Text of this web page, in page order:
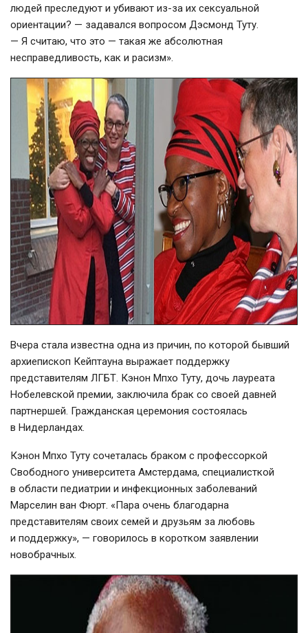
людей преследуют и убивают из-за их сексуальной
ориентации? — задавался вопросом Дэсмонд Туту.
— Я считаю, что это — такая же абсолютная
несправедливость, как и расизм».
Вчера стала известна одна из причин, по которой бывший
архиепископ Кейптауна выражает поддержку
представителям ЛГБТ. Кэнон Мпхо Туту, дочь лауреата
Нобелевской премии, заключила брак со своей давней
партнершей. Гражданская церемония состоялась
в Нидерландах.
Кэнон Мпхо Туту сочеталась браком с профессоркой
Свободного университета Амстердама, специалисткой
в области педиатрии и инфекционных заболеваний
Марселин ван Фюрт. «Пара очень благодарна
представителям своих семей и друзьям за любовь
и поддержку», — говорилось в коротком заявлении
новобрачных.